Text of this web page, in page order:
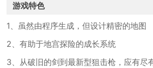
游戏特色
1、虽然由程序生成，但设计精密的地图
2、有助于地宫探险的成长系统
3、从破旧的剑到最新型狙击枪，应有尽